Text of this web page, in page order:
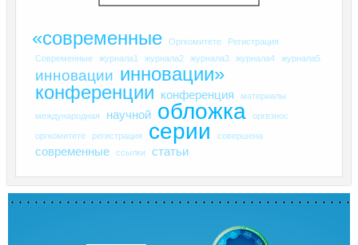
«современные Оргкомитете
Регистрация
Современные
журнала1 журнала2 журнала3 журнала4 журнала5
инновации инновации»
конференции
конференция материалы
международная научной обложка оргвзнос
оргкомитете регистрация серии совершена
современные ссылки статьи